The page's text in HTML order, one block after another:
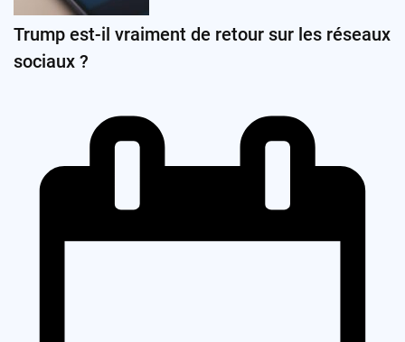
Trump est-il vraiment de retour sur les réseaux
sociaux ?